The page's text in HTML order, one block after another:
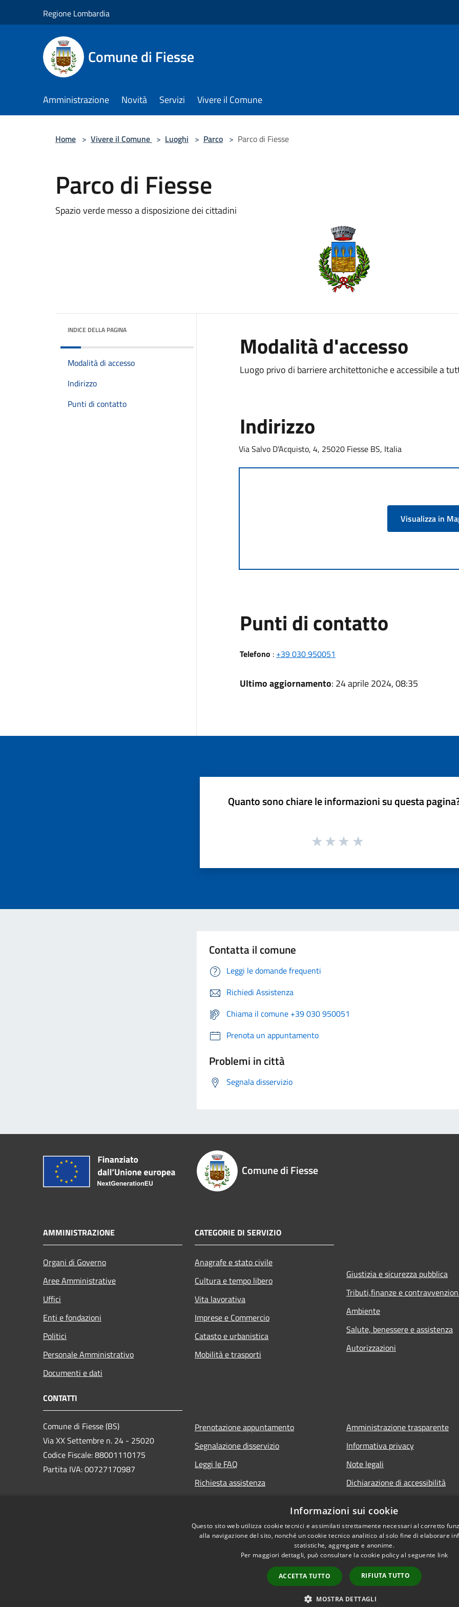
Regione Lombardia
Comune di Fiesse
Amministrazione Novità Servizi Vivere il Comune
Home > Vivere il Comune > Luoghi > Parco > Parco di Fiesse
Parco di Fiesse
Spazio verde messo a disposizione dei cittadini
INDICE DELLA PAGINA
Modalità di accesso
Indirizzo
Punti di contatto
Modalità d'accesso
Luogo privo di barriere architettoniche e accessibile a
Indirizzo
Via Salvo D'Acquisto, 4, 25020 Fiesse BS, Italia
Visualizza in
Punti di contatto
Telefono : +39 030 950051
Ultimo aggiornamento: 24 aprile 2024, 08:35
Quanto sono chiare le informazioni su questa
Contatta il comune
Leggi le domande frequenti
Richiedi Assistenza
Chiama il comune +39 030 950051
Prenota un appuntamento
Problemi in città
Segnala disservizio
Comune di Fiesse
AMMINISTRAZIONE
Organi di Governo
Aree Amministrative
Uffici
Enti e fondazioni
Politici
Personale Amministrativo
Documenti e dati
CATEGORIE DI SERVIZIO
Anagrafe e stato civile
Cultura e tempo libero
Vita lavorativa
Imprese e Commercio
Catasto e urbanistica
Mobilità e trasporti
Giustizia e sicurezza pubblica
Tributi,finanze e
Ambiente
Salute, benessere e assistenza
Autorizzazioni
CONTATTI
Comune di Fiesse (BS)
Via XX Settembre n. 24 - 25020
Codice Fiscale: 88001110175
Partita IVA: 00727170987
Prenotazione appuntamento
Segnalazione disservizio
Leggi le FAQ
Richiesta assistenza
Amministrazione trasparente
Informativa privacy
Note legali
Dichiarazione di accessibilità
Copyright © 2026 •
Informazioni sui cookie
Questo sito web utilizza cookie tecnici e assimilati strettamente necessari al corretto
alla navigazione del sito, nonché un cookie tecnico analitico al solo fine di elaborare
statistiche, aggregate e anonime.
Per maggiori dettagli, può consultare la cookie policy al seguente link
ACCETTA TUTTO RIFIUTA TUTTO
MOSTRA DETTAGLI